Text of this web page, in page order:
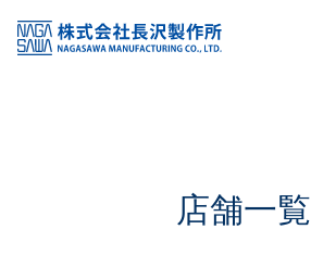
KSS加盟店・取扱店情報
店舗一覧
店舗一覧